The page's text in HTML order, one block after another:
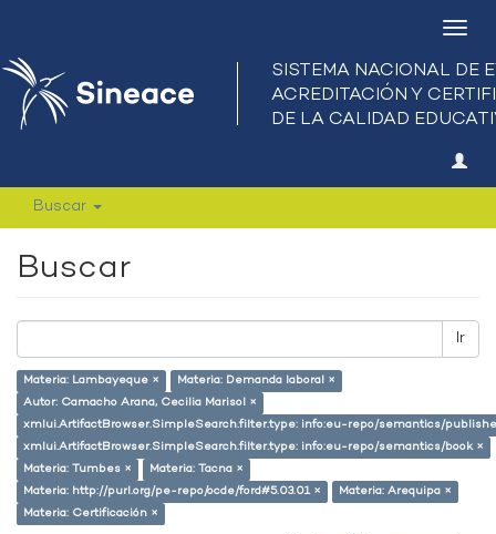
Buscar
Buscar
Ir
Materia: Lambayeque ×
Materia: Demanda laboral ×
Autor: Camacho Arana, Cecilia Marisol ×
xmlui.ArtifactBrowser.SimpleSearch.filter.type: info:eu-repo/semantics/
xmlui.ArtifactBrowser.SimpleSearch.filter.type: info:eu-repo/semantics/book ×
Materia: Tumbes ×
Materia: Tacna ×
Materia: http://purl.org/pe-repo/ocde/ford#5.03.01 ×
Materia: Arequipa ×
Materia: Certificación ×